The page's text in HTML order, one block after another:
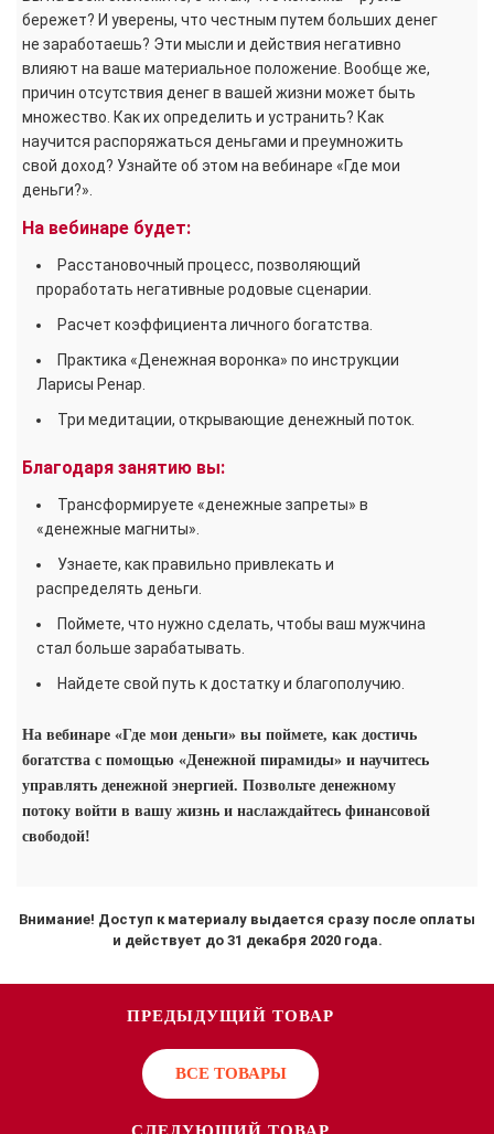
бережет? И уверены, что честным путем больших денег
не заработаешь? Эти мысли и действия негативно
влияют на ваше материальное положение. Вообще же,
причин отсутствия денег в вашей жизни может быть
множество. Как их определить и устранить? Как
научится распоряжаться деньгами и преумножить
свой доход? Узнайте об этом на вебинаре «Где мои
деньги?».
На вебинаре будет:
Расстановочный процесс, позволяющий
проработать негативные родовые сценарии.
Расчет коэффициента личного богатства.
Практика «Денежная воронка» по инструкции
Ларисы Ренар.
Три медитации, открывающие денежный поток.
Благодаря занятию вы:
Трансформируете «денежные запреты» в
«денежные магниты».
Узнаете, как правильно привлекать и
распределять деньги.
Поймете, что нужно сделать, чтобы ваш мужчина
стал больше зарабатывать.
Найдете свой путь к достатку и благополучию.
На вебинаре «Где мои деньги» вы поймете, как достичь
богатства с помощью «Денежной пирамиды» и научитесь
управлять денежной энергией. Позвольте денежному
потоку войти в вашу жизнь и наслаждайтесь финансовой
свободой!
Внимание! Доступ к материалу выдается сразу после оплаты
и действует до 31 декабря 2020 года.
ПРЕДЫДУЩИЙ ТОВАР
ВСЕ ТОВАРЫ